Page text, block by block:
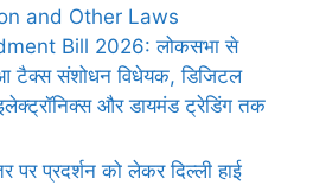
and Other Laws
Bill 2026: लोकसभा से
टैक्स संशोधन विधेयक, डिजिटल
और डायमंड ट्रेडिंग तक
पर प्रदर्शन को लेकर दिल्ली हाई